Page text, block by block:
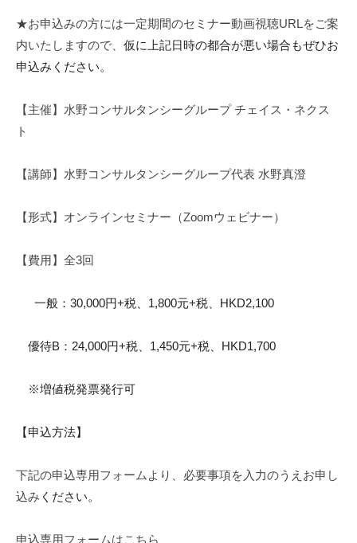
★お申込みの方には一定期間のセミナー動画視聴URLをご案
内いたしますので、 仮に上記日時の都合が悪い場合もぜひお
申込みください。
【主催】水野コンサルタンシーグループ チェイス・ネクス
ト
【講師】水野コンサルタンシーグループ代表 水野真澄
【形式】オンラインセミナー（Zoomウェビナー）
【費用】全3回
一般：30,000円+税、1,800元+税、HKD2,100
優待B：24,000円+税、1,450元+税、HKD1,700
※増値税発票発行可
【申込方法】
下記の申込専用フォームより、必要事項を入力のうえ お申し
込み ください。
申込専用フォームはこちら